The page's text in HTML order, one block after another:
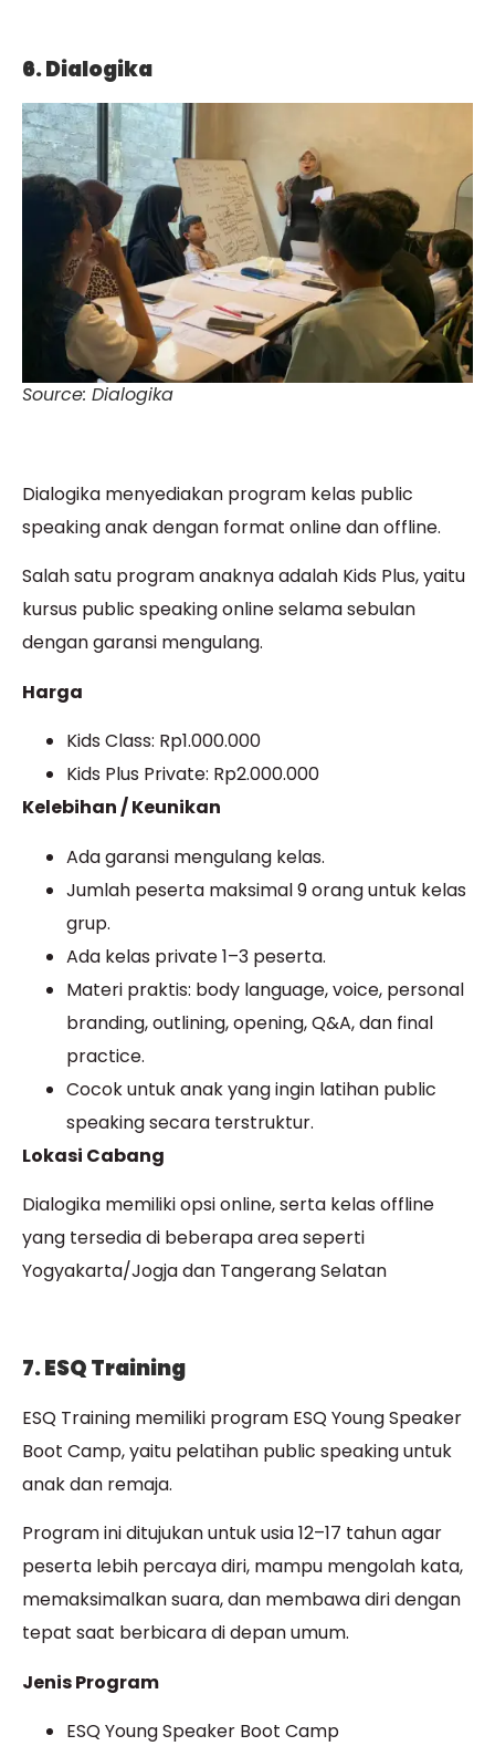
6. Dialogika
Source: Dialogika
Dialogika menyediakan program kelas public
speaking anak dengan format online dan offline.
Salah satu program anaknya adalah Kids Plus, yaitu
kursus public speaking online selama sebulan
dengan garansi mengulang.
Harga
Kids Class: Rp1.000.000
Kids Plus Private: Rp2.000.000
Kelebihan / Keunikan
Ada garansi mengulang kelas.
Jumlah peserta maksimal 9 orang untuk kelas
grup.
Ada kelas private 1–3 peserta.
Materi praktis: body language, voice, personal
branding, outlining, opening, Q&A, dan final
practice.
Cocok untuk anak yang ingin latihan public
speaking secara terstruktur.
Lokasi Cabang
Dialogika memiliki opsi online, serta kelas offline
yang tersedia di beberapa area seperti
Yogyakarta/Jogja dan Tangerang Selatan
7. ESQ Training
ESQ Training memiliki program ESQ Young Speaker
Boot Camp, yaitu pelatihan public speaking untuk
anak dan remaja.
Program ini ditujukan untuk usia 12–17 tahun agar
peserta lebih percaya diri, mampu mengolah kata,
memaksimalkan suara, dan membawa diri dengan
tepat saat berbicara di depan umum.
Jenis Program
ESQ Young Speaker Boot Camp